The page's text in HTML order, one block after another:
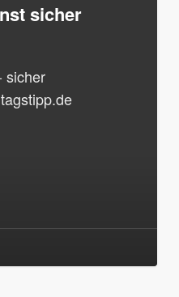
sicher
sicher